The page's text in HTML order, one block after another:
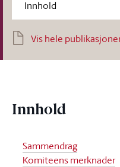
Vis hele
Innhold
Sammendrag
Komiteens merknader